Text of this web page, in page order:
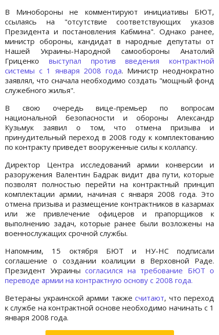
В Минобороны не комментируют инициативы БЮТ,
ссылаясь на "отсутствие соответствующих указов
Президента и постановления Кабмина". Однако ранее,
министр обороны, кандидат в народные депутаты от
Нашей Украины-Народной самообороны Анатолий
Гриценко выступал против введения контрактной
системы с 1 января 2008 года. Министр неоднократно
заявлял, что сначала необходимо создать "мощный фонд
служебного жилья".
В свою очередь вице-премьер по вопросам
национальной безопасности и обороны Александр
Кузьмук заявил о том, что отмена призыва и
принудительный переход в 2008 году к комплектованию
по контракту приведет вооруженные силы к коллапсу.
Директор Центра исследований армии конверсии и
разоружения Валентин Бадрак видит два пути, которые
позволят полностью перейти на контрактный принцип
комплектации армии, начиная с января 2008 года. Это
отмена призыва и размещение контрактников в казармах
или же привлечение офицеров и прапорщиков к
выполнению задач, которые ранее были возложены на
военнослужащих срочной службы.
Напомним, 15 октября БЮТ и НУ-НС подписали
соглашение о создании коалиции в Верховной Раде.
Президент Украины согласился на требование БЮТ о
переводе армии на контрактную основу с 2008 года.
Ветераны украинской армми также считают, что переход
к службе на контрактной основе необходимо начинать с 1
января 2008 года.